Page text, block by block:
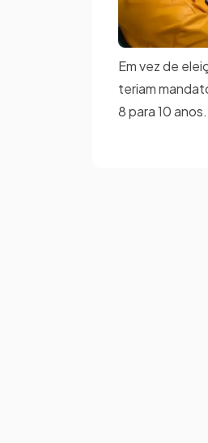
Em vez de
teriam
8 para 10 anos.